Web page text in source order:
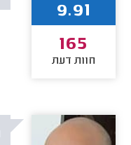
9.91
165
חוות דעת